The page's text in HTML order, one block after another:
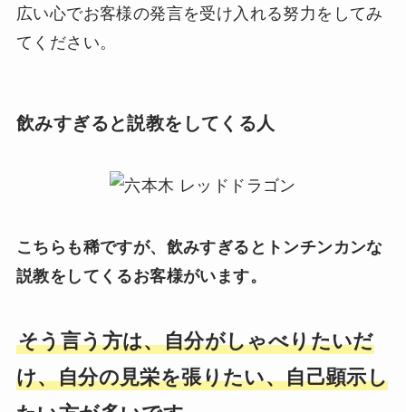
広い心でお客様の発言を受け入れる努力をしてみ
てください。
飲みすぎると説教をしてくる人
こちらも稀ですが、飲みすぎるとトンチンカンな
説教をしてくるお客様がいます。
そう言う方は、自分がしゃべりたいだ
け、自分の見栄を張りたい、自己顕示し